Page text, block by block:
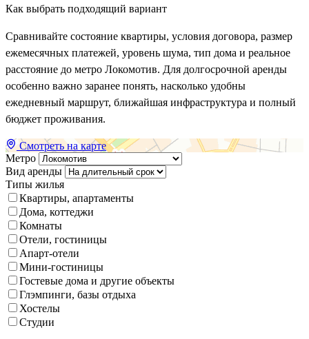
Как выбрать подходящий вариант
Сравнивайте состояние квартиры, условия договора, размер
ежемесячных платежей, уровень шума, тип дома и реальное
расстояние до метро Локомотив. Для долгосрочной аренды
особенно важно заранее понять, насколько удобны
ежедневный маршрут, ближайшая инфраструктура и полный
бюджет проживания.
Смотреть на карте
Метро
Вид аренды
Типы жилья
Квартиры, апартаменты
Дома, коттеджи
Комнаты
Отели, гостиницы
Апарт-отели
Мини-гостиницы
Гостевые дома и другие объекты
Глэмпинги, базы отдыха
Хостелы
Студии